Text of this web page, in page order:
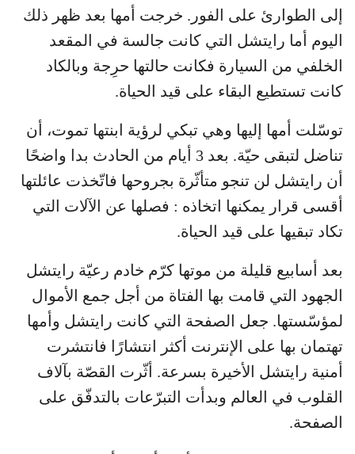
إلى الطوارئ على الفور. خرجت أمها بعد ظهر ذلك
اليوم أما رايتشل التي كانت جالسة في المقعد
الخلفي من السيارة فكانت حالتها حرِجة وبالكاد
كانت تستطيع البقاء على قيد الحياة.
توسّلت أمها إليها وهي تبكي لرؤية ابنتها تموت، أن
تناضل لتبقى حيّة. بعد 3 أيام من الحادث بدا واضحًا
أن رايتشل لن تنجو متأثّرة بجروحها فاتّخذت عائلتها
أقسى قرار يمكنها اتخاذه : فصلها عن الآلات التي
تكاد تبقيها على قيد الحياة.
بعد أسابيع قليلة من موتها كرّم خادم رعيّة رايتشل
الجهود التي قامت بها الفتاة من أجل جمع الأموال
لمؤسّستها. جعل الصفحة التي كانت رايتشل وأمها
تهتمان بها على الإنترنت أكثر انتشارًا فانتشرت
أمنية رايتشل الأخيرة بسرعة. أثّرت القصّة بآلاف
القلوب في العالم وبدأت التبرّعات بالتدفّق على
الصفحة.